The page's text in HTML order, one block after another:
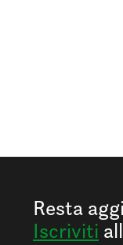
Resta
Iscriviti